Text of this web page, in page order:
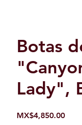
Botas
Lady",
MX$4,850.00Price